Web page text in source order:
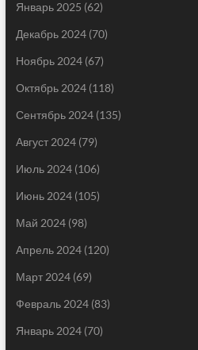
Январь 2025 (62)
Декабрь 2024(70)
Ноябрь 2024(67)
Октябрь 2024(118)
Сентябрь 2024(135)
Август 2024(79)
Июль 2024(106)
Июнь 2024(105)
Май 2024(98)
Апрель 2024(120)
Март 2024(69)
Февраль 2024(83)
Январь 2024(70)